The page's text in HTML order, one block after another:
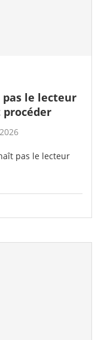
le lecteur
procéder
pas le lecteur